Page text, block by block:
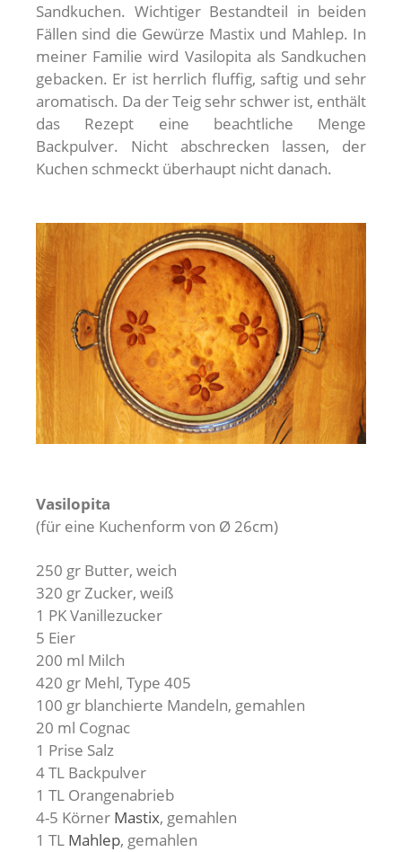
Sandkuchen. Wichtiger Bestandteil in beiden
Fällen sind die Gewürze Mastix und Mahlep. In
meiner Familie wird Vasilopita als Sandkuchen
gebacken. Er ist herrlich fluffig, saftig und sehr
aromatisch. Da der Teig sehr schwer ist, enthält
das Rezept eine beachtliche Menge
Backpulver. Nicht abschrecken lassen, der
Kuchen schmeckt überhaupt nicht danach.
Vasilopita
(für eine Kuchenform von Ø 26cm)
250 gr Butter, weich
320 gr Zucker, weiß
1 PK Vanillezucker
5 Eier
200 ml Milch
420 gr Mehl, Type 405
100 gr blanchierte Mandeln, gemahlen
20 ml Cognac
1 Prise Salz
4 TL Backpulver
1 TL Orangenabrieb
4-5 Körner Mastix, gemahlen
1 TL Mahlep, gemahlen